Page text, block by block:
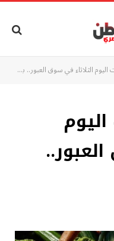
الثلاثاء في سوق العبور.. بكام النهاردة